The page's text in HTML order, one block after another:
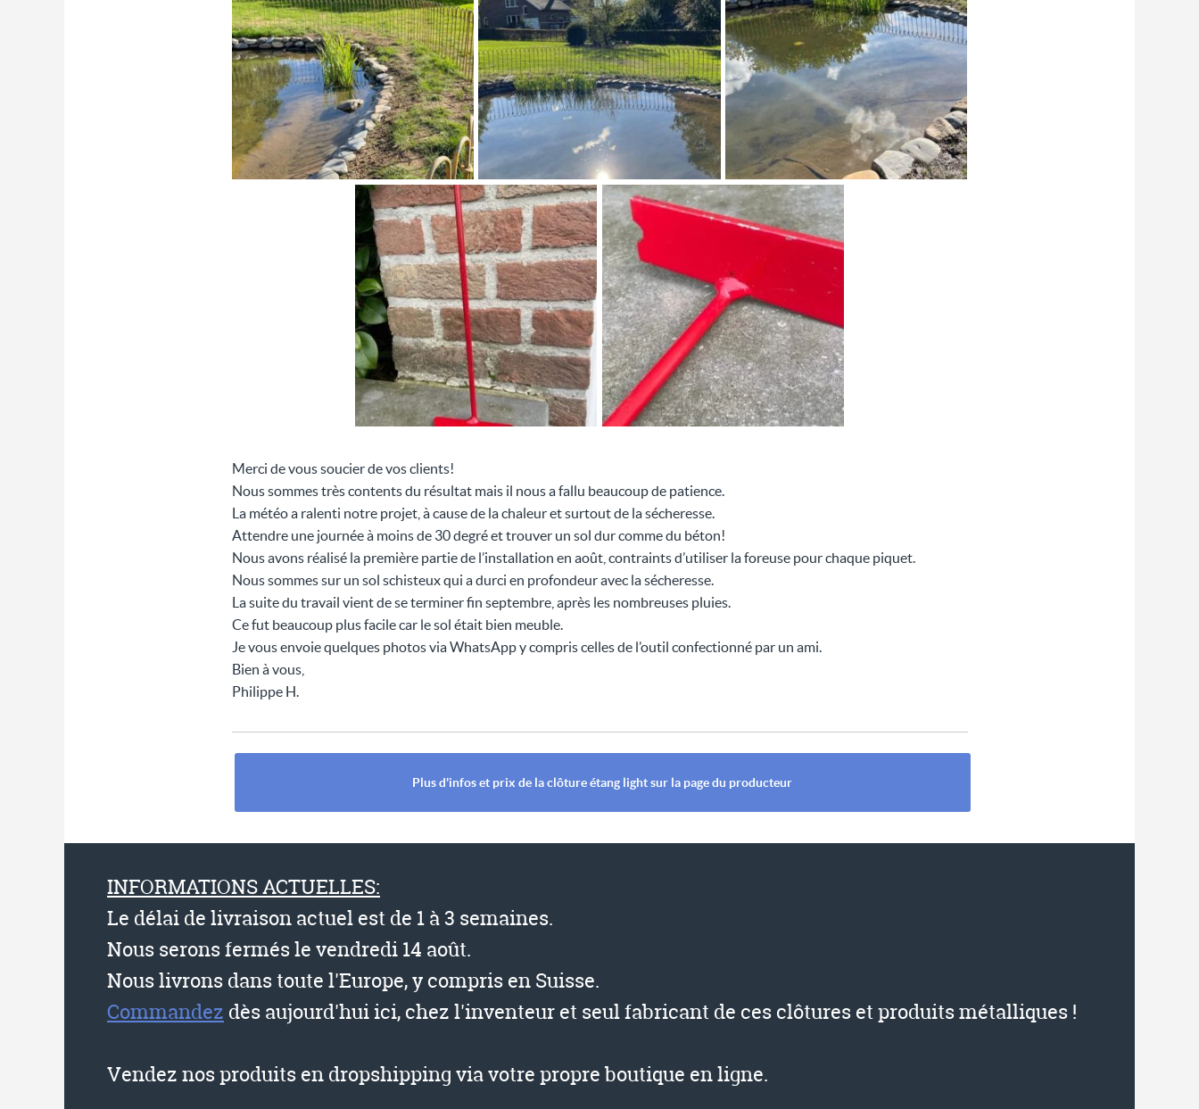
Merci de vous soucier de vos clients!
Nous sommes très contents du résultat mais il nous a fallu beaucoup de patience.
La météo a ralenti notre projet, à cause de la chaleur et surtout de la sécheresse.
Attendre une journée à moins de 30 degré et trouver un sol dur comme du béton!
Nous avons réalisé la première partie de l’installation en août, contraints d’utiliser la foreuse pour chaque piquet.
Nous sommes sur un sol schisteux qui a durci en profondeur avec la sécheresse.
La suite du travail vient de se terminer fin septembre, après les nombreuses pluies.
Ce fut beaucoup plus facile car le sol était bien meuble.
Je vous envoie quelques photos via WhatsApp y compris celles de l’outil confectionné par un ami.
Bien à vous,
Philippe H.
Plus d'infos et prix de la clôture étang light sur la page du producteur
INFORMATIONS ACTUELLES:
Le délai de livraison actuel est de 1 à 3 semaines.
Nous serons fermés le vendredi 14 août.
Nous livrons dans toute l'Europe, y compris en Suisse.
Commandez dès aujourd'hui ici, chez l'inventeur et seul fabricant de ces clôtures et produits métalliques !
Vendez nos produits en dropshipping via votre propre boutique en ligne.